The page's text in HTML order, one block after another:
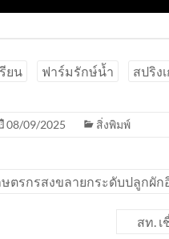
ยน ฟาร์มรักษ์น้ำ สปริง
08/09/2025 สิ่งพิมพ์
ษตรกรสงขลายกระดับปลูก
สท.